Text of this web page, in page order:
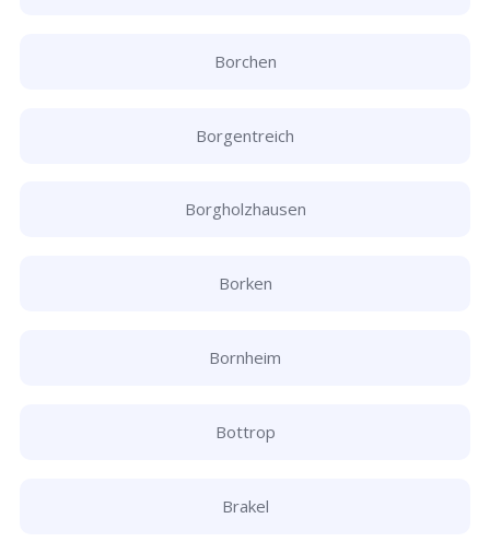
Borchen
Borgentreich
Borgholzhausen
Borken
Bornheim
Bottrop
Brakel